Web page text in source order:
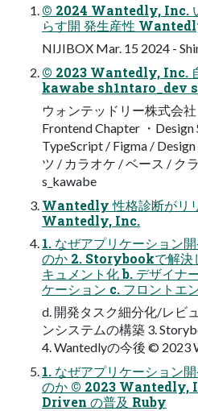
© 2024 Wantedly, Inc.
らす開 発生産性
NIJIBOX Mar. 15 2024 -
© 2023 Wantedly, Inc.
kawabe sh1ntaro_dev
ウォンテッドリー株式会社
Frontend Chapter ・Design
TypeScript / Figma /
ツ / カラオケ / ベース / ク
s_kawabe
Wantedly 性格診断がリ
Wantedly, Inc.
1. なぜアプリケーション
のか 2. Storybookで解決
キュメント化 b. デザイナ
ケーション c. フロントエ
d. 開発タスク細分化/レビ
ンシステムの構築 3.
4. Wantedlyの今後 © 2023
1. なぜアプリケーション
のか © 2023 Wantedly,
Driven の普及 Ruby